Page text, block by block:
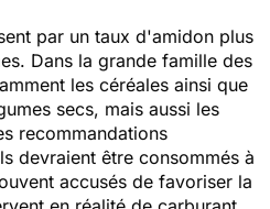
par un taux d'amidon plus
Dans la grande famille des
les céréales ainsi que
secs, mais aussi les
recommandations
devraient être consommés à
accusés de favoriser la